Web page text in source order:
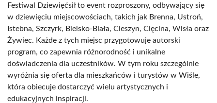
Festiwal Dziewięćsił to event rozproszony, odbywający się
w dziewięciu miejscowościach, takich jak Brenna, Ustroń,
Istebna, Szczyrk, Bielsko-Biała, Cieszyn, Cięcina, Wisła oraz
Żywiec. Każde z tych miejsc przygotowuje autorski
program, co zapewnia różnorodność i unikalne
doświadczenia dla uczestników. W tym roku szczególnie
wyróżnia się oferta dla mieszkańców i turystów w Wiśle,
która obiecuje dostarczyć wielu artystycznych i
edukacyjnych inspiracji.